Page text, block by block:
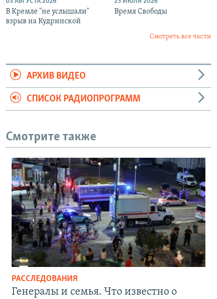
В Кремле "не услышали"
взрыв на Кудринской
Время Свободы
Смотреть все части
АРХИВ ВИДЕО
СПИСОК РАДИОПРОГРАММ
Смотрите также
РАССЛЕДОВАНИЯ
Генералы и семья. Что известно о